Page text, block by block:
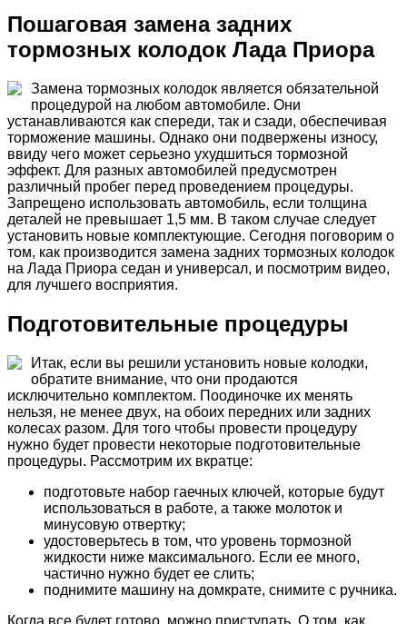
Пошаговая замена задних
тормозных колодок Лада Приора
Замена тормозных колодок является обязательной
процедурой на любом автомобиле. Они
устанавливаются как спереди, так и сзади, обеспечивая
торможение машины. Однако они подвержены износу,
ввиду чего может серьезно ухудшиться тормозной
эффект. Для разных автомобилей предусмотрен
различный пробег перед проведением процедуры.
Запрещено использовать автомобиль, если толщина
деталей не превышает 1,5 мм. В таком случае следует
установить новые комплектующие. Сегодня поговорим о
том, как производится замена задних тормозных колодок
на Лада Приора седан и универсал, и посмотрим видео,
для лучшего восприятия.
Подготовительные процедуры
Итак, если вы решили установить новые колодки,
обратите внимание, что они продаются
исключительно комплектом. Поодиночке их менять
нельзя, не менее двух, на обоих передних или задних
колесах разом. Для того чтобы провести процедуру
нужно будет провести некоторые подготовительные
процедуры. Рассмотрим их вкратце:
подготовьте набор гаечных ключей, которые будут
использоваться в работе, а также молоток и
минусовую отвертку;
удостоверьтесь в том, что уровень тормозной
жидкости ниже максимального. Если ее много,
частично нужно будет ее слить;
поднимите машину на домкрате, снимите с ручника.
Когда все будет готово, можно приступать. О том, как